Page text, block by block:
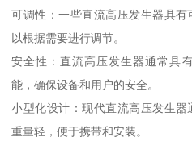
可调性：一些直流高压发生器具
以根据需要进行调节。
安全性：直流高压发生器通常具
能，确保设备和用户的安全。
小型化设计：现代直流高压发生器
重量轻，便于携带和安装。